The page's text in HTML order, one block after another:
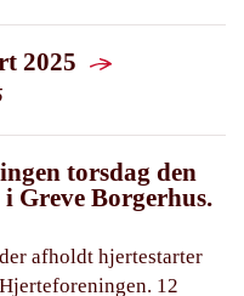
2025
torsdag den
Greve Borgerhus.
afholdt hjertestarter
12